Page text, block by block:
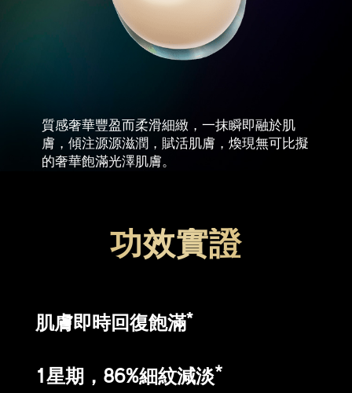
質感奢華豐盈而柔滑細緻，一抹瞬即融於肌
膚，傾注源源滋潤，賦活肌膚，煥現無可比擬
的奢華飽滿光澤肌膚。
功效實證
肌膚即時回復飽滿*
1星期，86%細紋減淡*